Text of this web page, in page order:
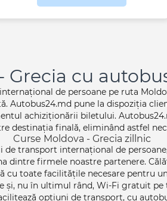
Grecia cu
de persoane pe ruta
Autobus24.md pune la dispoziția
achiziționării biletului.
destinația finală, eliminând astfel
Curse Moldova - Grecia zillnic
transport internațional de
dintre firmele noastre partenere.
cu toate facilitățile necesare pentru
și, nu în ultimul rând, Wi-Fi gratuit
opțiuni de transport, cu